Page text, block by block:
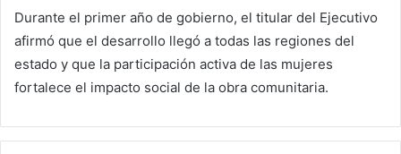
Durante el primer año de gobierno, el titular del Ejecutivo
afirmó que el desarrollo llegó a todas las regiones del
estado y que la participación activa de las mujeres
fortalece el impacto social de la obra comunitaria.